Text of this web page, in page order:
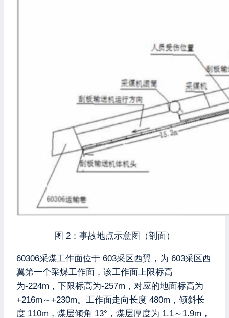
图 2：事故地点示意图（剖面）
60306采煤工作面位于 603采区西翼，为 603采区西
翼第一个采煤工作面，该工作面上限标高
为-224m，下限标高为-257m，对应的地面标高为
+216m～+230m。工作面走向长度 480m，倾斜长
度 110m，煤层倾角 13°，煤层厚度为 1.1～1.9m，